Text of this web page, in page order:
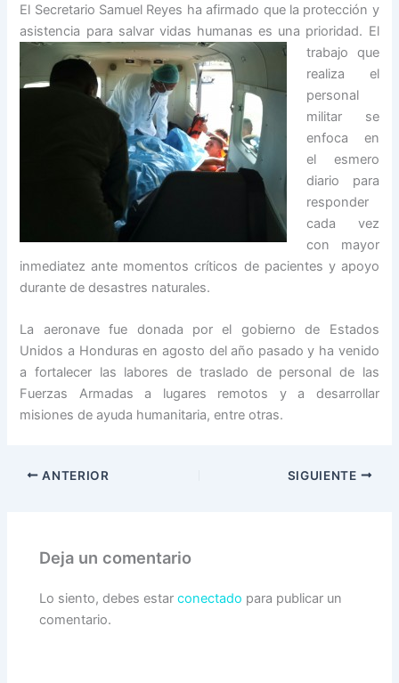
El Secretario Samuel Reyes ha afirmado que la protección y
asistencia para salvar vidas humanas es una prioridad. El
trabajo que
realiza el
personal
militar se
enfoca en
el esmero
diario para
responder
cada vez
con mayor
inmediatez ante momentos críticos de pacientes y apoyo
durante de desastres naturales.
La aeronave fue donada por el gobierno de Estados
Unidos a Honduras en agosto del año pasado y ha venido
a fortalecer las labores de traslado de personal de las
Fuerzas Armadas a lugares remotos y a desarrollar
misiones de ayuda humanitaria, entre otras.
ANTERIOR SIGUIENTE
Deja un comentario
Lo siento, debes estarconectado para publicar un
comentario.